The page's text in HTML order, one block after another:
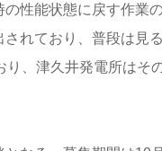
性能状態に戻す作業
れており、普段は見
り、津久井発電所はそ